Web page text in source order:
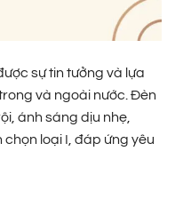
sự tin tưởng và lựa
và ngoài nước. Đèn
ánh sáng dịu nhẹ,
loại I, đáp ứng yêu